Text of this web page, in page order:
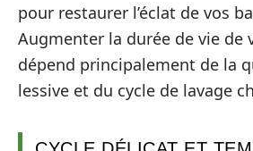
pour restaurer l’éclat de vos
Augmenter la durée de vie de
dépend principalement de la
lessive et du cycle de lavage